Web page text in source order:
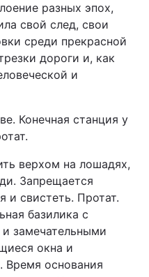
разных эпох,
свой след, свои
среди прекрасной
дороги и, как
и
Конечная станция у
верхом на лошадях,
Запрещается
и свистеть. Протат.
базилика с
замечательными
окна и
Время основания